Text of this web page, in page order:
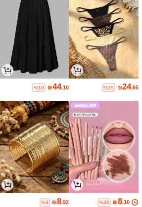
₪24.65
%15
₪44.10
%10
₪8.10
%26
₪8.92
%3